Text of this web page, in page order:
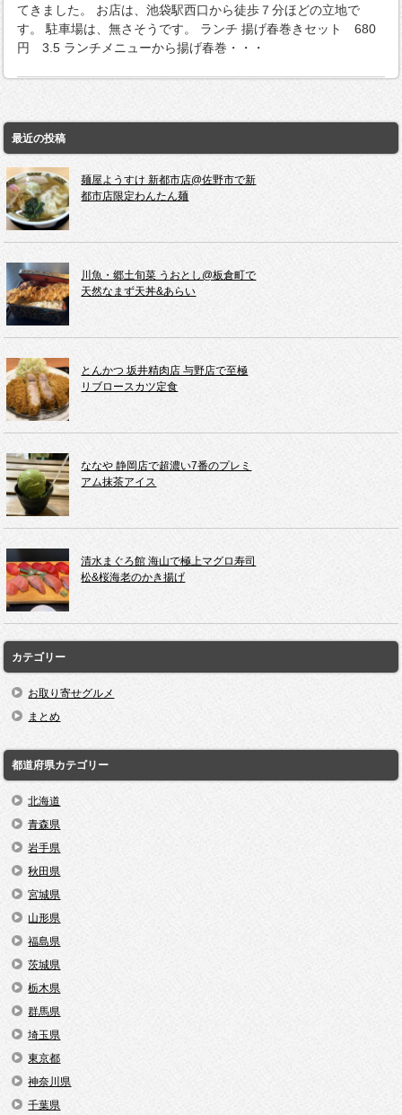
てきました。 お店は、池袋駅西口から徒歩７分ほどの立地で
す。 駐車場は、無さそうです。 ランチ 揚げ春巻きセット 680
円 3.5 ランチメニューから揚げ春巻・・・
最近の投稿
麺屋ようすけ 新都市店@佐野市で新
都市店限定わんたん麺
川魚・郷土旬菜 うおとし@板倉町で
天然なまず天丼&あらい
とんかつ 坂井精肉店 与野店で至極
リブロースカツ定食
ななや 静岡店で超濃い7番のプレミ
アム抹茶アイス
清水まぐろ館 海山で極上マグロ寿司
松&桜海老のかき揚げ
カテゴリー
お取り寄せグルメ
まとめ
都道府県カテゴリー
北海道
青森県
岩手県
秋田県
宮城県
山形県
福島県
茨城県
栃木県
群馬県
埼玉県
東京都
神奈川県
千葉県